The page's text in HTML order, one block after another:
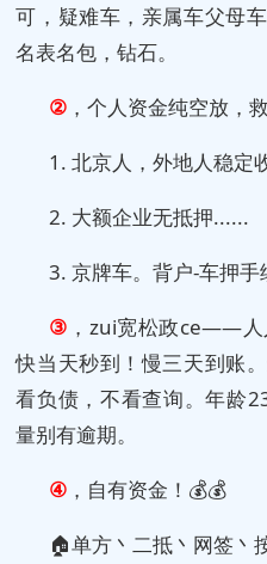
可，疑难车，亲属车父母
名表名包，钻石。
② ，个人资金纯空放，
1. 北京人，外地人稳定
2. 大额企业无抵押......
3. 京牌车。背户-车押
③ ，zui宽松政ce——人
快当天秒到！慢三天到账
看负债，不看查询。年龄
量别有逾期。
④ ，自有资金！💰💰
🏠单方丶二抵丶网签丶